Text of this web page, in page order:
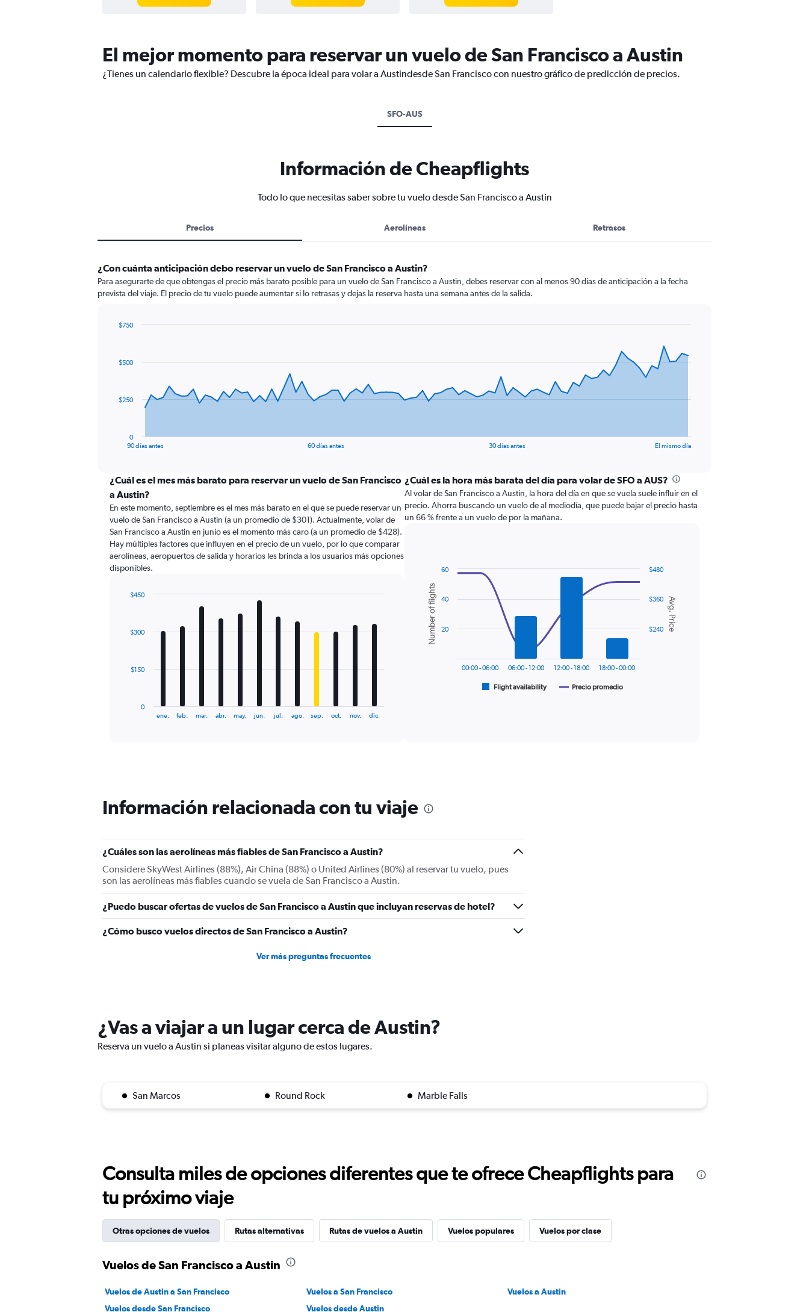
El mejor momento para reservar un vuelo de San Francisco a Austin
¿Tienes un calendario flexible? Descubre la época ideal para volar a Austindesde San Francisco con nuestro gráfico de predicción de precios.
SFO-AUS
Información de Cheapflights
Todo lo que necesitas saber sobre tu vuelo desde San Francisco a Austin
Precios Aerolíneas Retrasos
¿Con cuánta anticipación debo reservar un vuelo de San Francisco a Austin?
Para asegurarte de que obtengas el precio más barato posible para un vuelo de San Francisco a Austin, debes reservar con al menos 90 días de anticipación a la fecha
prevista del viaje. El precio de tu vuelo puede aumentar si lo retrasas y dejas la reserva hasta una semana antes de la salida.
data
The
categories.
Range:
91
categories.
The
chart
has
1
Y
displaying
90 días antes 60 días antes 30 días antes El mismo día
0
$250
$500
$750
¿Cuál es el mes más barato para reservar un vuelo de San Francisco
a Austin?
En este momento, septiembre es el mes más barato en el que se puede reservar un
vuelo de San Francisco a Austin (a un promedio de $301). Actualmente, volar de
San Francisco a Austin en junio es el momento más caro (a un promedio de $428).
Hay múltiples factores que influyen en el precio de un vuelo, por lo que comparar
aerolíneas, aeropuertos de salida y horarios les brinda a los usuarios más opciones
disponibles.
12
The
chart
has
Y
axis
displaying
values.
Range:
0
to
450.
ene. feb. mar. abr. may. jun. jul. ago. sep. oct. nov. dic.
0
$150
$300
$450
¿Cuál es la hora más barata del día para volar de SFO a AUS?
Al volar de San Francisco a Austin, la hora del día en que se vuela suele influir en el
precio. Ahorra buscando un vuelo de al mediodía, que puede bajar el precio hasta
un 66 % frente a un vuelo de por la mañana.
Combination
chart
with
data
series.
has
2
axes
Price
Number
of
flights.
Chart
graphic.
Avg. Price
Number of flights
Flight availability Precio promedio
00:00 - 06:00 06:00 - 12:00 12:00 - 18:00 18:00 - 00:00
$240
$360
$480
20
40
60
Información relacionada con tu viaje
¿Cuáles son las aerolíneas más fiables de San Francisco a Austin?
Considere SkyWest Airlines (88%), Air China (88%) o United Airlines (80%) al reservar tu vuelo, pues
son las aerolíneas más fiables cuando se vuela de San Francisco a Austin.
¿Puedo buscar ofertas de vuelos de San Francisco a Austin que incluyan reservas de hotel?
¿Cómo busco vuelos directos de San Francisco a Austin?
Ver más preguntas frecuentes
¿Vas a viajar a un lugar cerca de Austin?
Reserva un vuelo a Austin si planeas visitar alguno de estos lugares.
San Marcos Round Rock Marble Falls
Consulta miles de opciones diferentes que te ofrece Cheapflights para
tu próximo viaje
Otras opciones de vuelos Rutas alternativas Rutas de vuelos a Austin Vuelos populares Vuelos por clase
Vuelos de San Francisco a Austin
Vuelos de Austin a San Francisco Vuelos a San Francisco
Vuelos a Austin
Vuelos desde San Francisco
Vuelos desde Austin